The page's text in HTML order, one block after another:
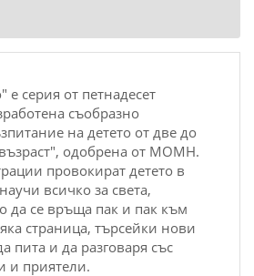
е серия от петнадесет
съобразно
на детето от две до
одобрена от МОМН.
провокират детето в
всичко за света,
да се връща пак и пак към
страница, търсейки нови
пита и да разговаря със
и приятели.